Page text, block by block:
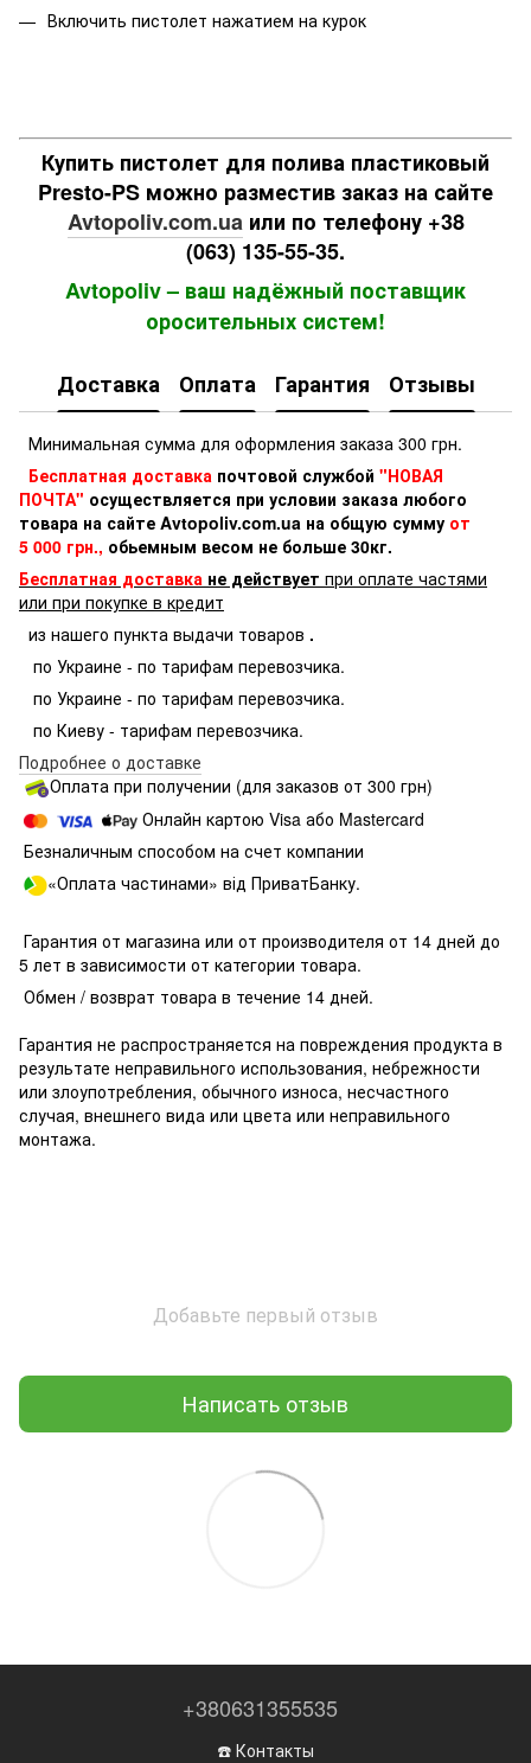
Включить пистолет нажатием на курок
Купить пистолет для полива пластиковый
Presto-PS можно разместив заказ на сайте
Avtopoliv.com.uaили по телефону +38
(063) 135-55-35.
Avtopoliv – ваш надёжный поставщик
оросительных систем!
Доставка Оплата Гарантия Отзывы
Минимальная сумма для оформления заказа 300 грн.
Бесплатная доставка почтовой службой "НОВАЯ
ПОЧТА" осуществляется при условии заказа любого
товара на сайте Avtopoliv.com.ua на общую сумму от
5 000 грн., обьемным весом не больше 30кг.
Бесплатная доставка не действует при оплате частями
или при покупке в кредит
из нашего пункта выдачи товаров .
по Украине - по тарифам перевозчика.
по Украине - по тарифам перевозчика.
по Киеву - тарифам перевозчика.
Подробнее о доставке
Оплата при получении (для заказов от 300 грн)
Онлайн картою Visa або Mastercard
Безналичным способом на счет компании
«Оплата частинами» від ПриватБанку.
Гарантия от магазина или от производителя от 14 дней до
5 лет в зависимости от категории товара.
Обмен / возврат товара в течение 14 дней.
Гарантия не распространяется на повреждения продукта в
результате неправильного использования, небрежности
или злоупотребления, обычного износа, несчастного
случая, внешнего вида или цвета или неправильного
монтажа.
Добавьте первый отзыв
Написать отзыв
+380631355535
☎️ Контакты